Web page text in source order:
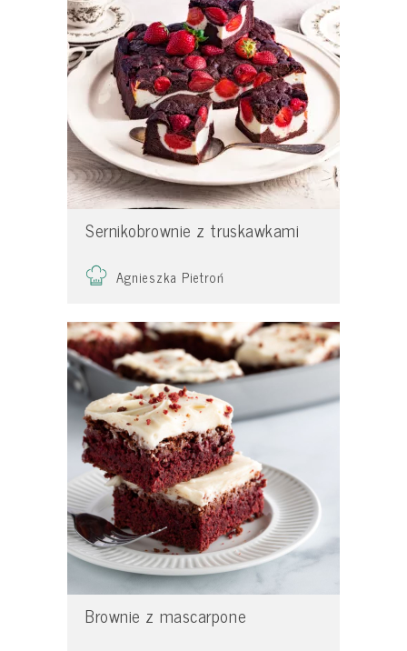
Sernikobrownie z truskawkami
Agnieszka Pietroń
Brownie z mascarpone